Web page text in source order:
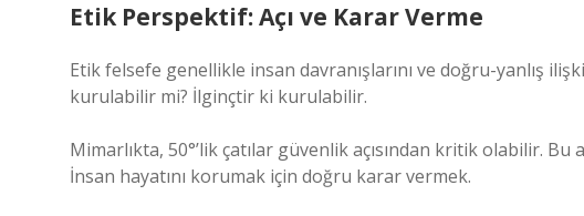
Etik Perspektif: Açı ve Karar Verme
Etik felsefe genellikle insan davranışlarını ve doğru-yanlış
kurulabilir mi? İlginçtir ki kurulabilir.
Mimarlıkta, 50°’lik çatılar güvenlik açısından kritik olabilir.
İnsan hayatını korumak için doğru karar vermek.